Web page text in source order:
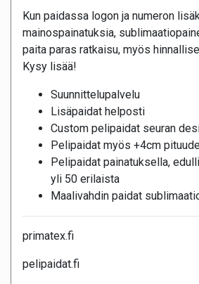
Kun paidassa logon ja numeron
mainospainatuksia,
paita paras ratkaisu, myös
Kysy lisää!
Suunnittelupalvelu
Lisäpaidat helposti
Custom pelipaidat seuran
Pelipaidat myös +4cm
Pelipaidat painatuksella,
yli 50 erilaista
Maalivahdin paidat
primatex.fi
pelipaidat.fi